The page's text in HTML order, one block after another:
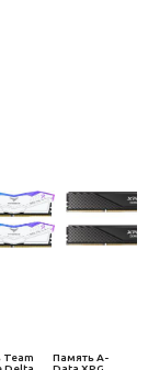
Team
Память A-